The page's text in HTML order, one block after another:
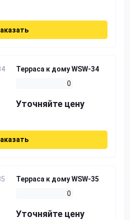
Терраса к дому WSW-34
0
Уточняйте цену
Терраса к дому WSW-35
0
Уточняйте цену